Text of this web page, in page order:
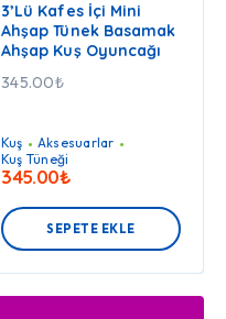
3’lü Kafes İçi Mini
Ahşap Tünek Basamak
Ahşap Kuş Oyuncağı
345.00₺
Kuş
Aksesuarlar
Kuş Tüneği
345.00₺
SEPETE EKLE